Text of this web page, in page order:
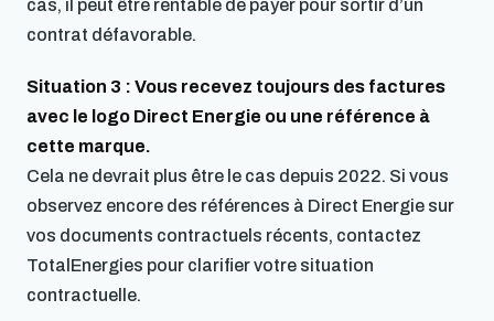
cas, il peut être rentable de payer pour sortir d’un
contrat défavorable.
Situation 3 : Vous recevez toujours des factures
avec le logo Direct Energie ou une référence à
cette marque.
Cela ne devrait plus être le cas depuis 2022. Si vous
observez encore des références à Direct Energie sur
vos documents contractuels récents, contactez
TotalEnergies pour clarifier votre situation
contractuelle.